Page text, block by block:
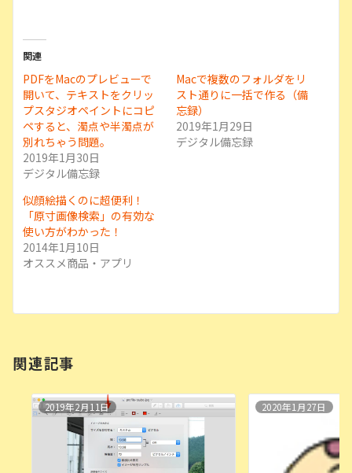
関連
PDFをMacのプレビューで
開いて、テキストをクリッ
プスタジオペイントにコピ
ペすると、濁点や半濁点が
別れちゃう問題。
2019年1月30日
デジタル備忘録
Macで複数のフォルダをリ
スト通りに一括で作る（備
忘録）
2019年1月29日
デジタル備忘録
似顔絵描くのに超便利！
「原寸画像検索」の有効な
使い方がわかった！
2014年1月10日
オススメ商品・アプリ
関連記事
2019年2月11日 2020年1月27日